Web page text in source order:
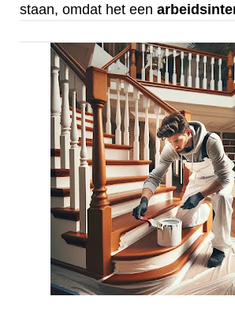
staan, omdat het een